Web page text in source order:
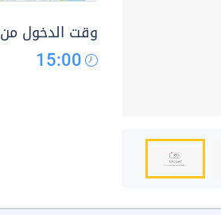
وقت الدخول من
15:00